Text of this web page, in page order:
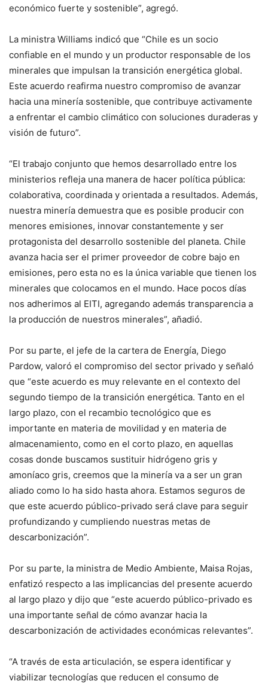
económico fuerte y sostenible”, agregó.
La ministra Williams indicó que “Chile es un socio
confiable en el mundo y un productor responsable de los
minerales que impulsan la transición energética global.
Este acuerdo reafirma nuestro compromiso de avanzar
hacia una minería sostenible, que contribuye activamente
a enfrentar el cambio climático con soluciones duraderas y
visión de futuro”.
“El trabajo conjunto que hemos desarrollado entre los
ministerios refleja una manera de hacer política pública:
colaborativa, coordinada y orientada a resultados. Además,
nuestra minería demuestra que es posible producir con
menores emisiones, innovar constantemente y ser
protagonista del desarrollo sostenible del planeta. Chile
avanza hacia ser el primer proveedor de cobre bajo en
emisiones, pero esta no es la única variable que tienen los
minerales que colocamos en el mundo. Hace pocos días
nos adherimos al EITI, agregando además transparencia a
la producción de nuestros minerales”, añadió.
Por su parte, el jefe de la cartera de Energía, Diego
Pardow, valoró el compromiso del sector privado y señaló
que “este acuerdo es muy relevante en el contexto del
segundo tiempo de la transición energética. Tanto en el
largo plazo, con el recambio tecnológico que es
importante en materia de movilidad y en materia de
almacenamiento, como en el corto plazo, en aquellas
cosas donde buscamos sustituir hidrógeno gris y
amoníaco gris, creemos que la minería va a ser un gran
aliado como lo ha sido hasta ahora. Estamos seguros de
que este acuerdo público-privado será clave para seguir
profundizando y cumpliendo nuestras metas de
descarbonización”.
Por su parte, la ministra de Medio Ambiente, Maisa Rojas,
enfatizó respecto a las implicancias del presente acuerdo
al largo plazo y dijo que “este acuerdo público-privado es
una importante señal de cómo avanzar hacia la
descarbonización de actividades económicas relevantes”.
“A través de esta articulación, se espera identificar y
viabilizar tecnologías que reducen el consumo de